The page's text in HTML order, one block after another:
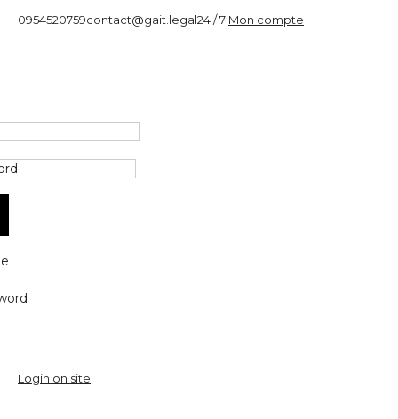
0954520759contact@gait.legal24 / 7 Mon compte
Login on site